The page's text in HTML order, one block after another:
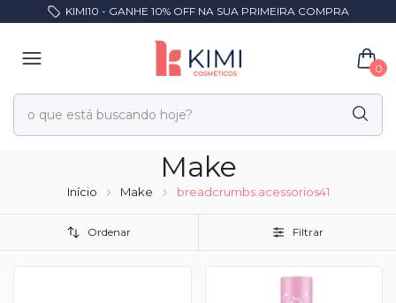
KIMI10 - GANHE 10% OFF NA SUA PRIMEIRA COMPRA
0
Make
Início Make breadcrumbs.acessorios41
Ordenar Filtrar